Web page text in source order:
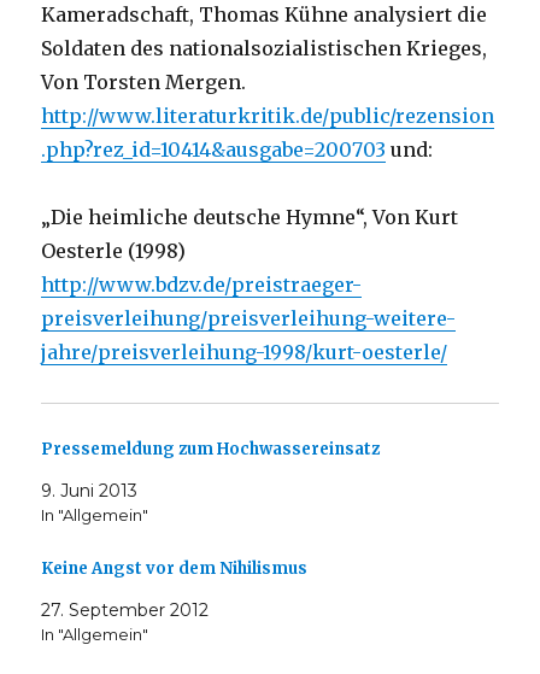
Kameradschaft, Thomas Kühne analysiert die
Soldaten des nationalsozialistischen Krieges,
Von Torsten Mergen.
http://www.literaturkritik.de/public/rezension
.php?rez_id=10414&ausgabe=200703 und:
„Die heimliche deutsche Hymne“, Von Kurt
Oesterle (1998)
http://www.bdzv.de/preistraeger-
preisverleihung/preisverleihung-weitere-
jahre/preisverleihung-1998/kurt-oesterle/
Pressemeldung zum Hochwassereinsatz
9. Juni 2013
In "Allgemein"
Keine Angst vor dem Nihilismus
27. September 2012
In "Allgemein"